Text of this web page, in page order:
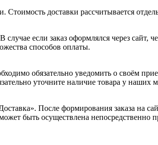
доставки рассчитывается
если заказ оформлялся через сайт,
способов оплаты.
обязательно уведомить о своём
уточните наличие товара у наших
После формирования заказа на
быть осуществлена непосредственно